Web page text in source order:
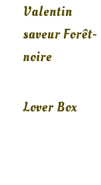
Valentin
saveur Forêt-
noire
Lover Box